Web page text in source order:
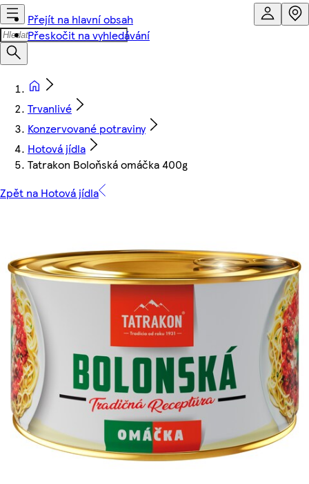
Přejít na hlavní obsah
Přeskočit na vyhledávání
Trvanlivé
Konzervované potraviny
Hotová jídla
Tatrakon Boloňská omáčka 400g
Zpět na Hotová jídla